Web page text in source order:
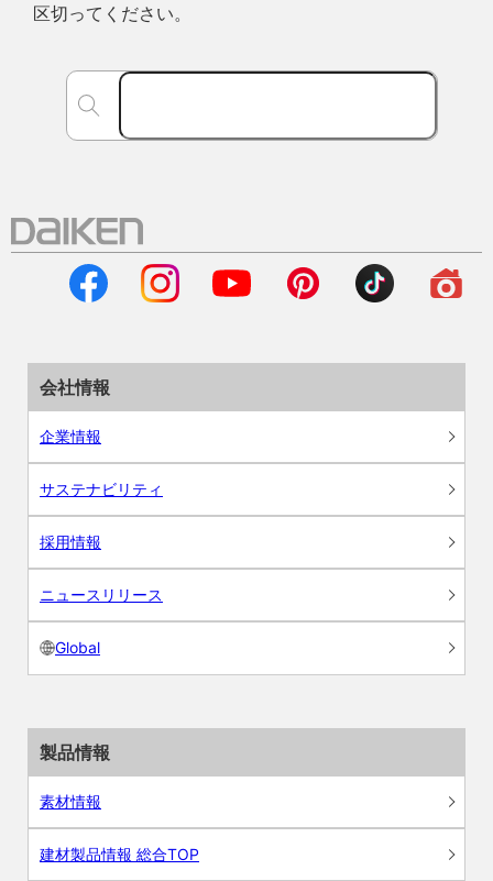
区切ってください。
会社情報
企業情報
サステナビリティ
採用情報
ニュースリリース
Global
製品情報
素材情報
建材製品情報 総合TOP